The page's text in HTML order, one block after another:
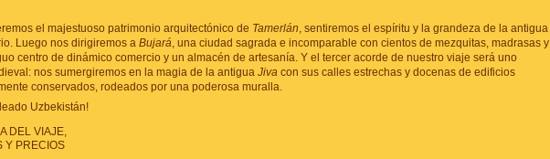
el majestuoso patrimonio arquitectónico de Tamerlán, sentiremos el espíritu y la grandeza de la antigua
Luego nos dirigiremos a Bujará, una ciudad sagrada e incomparable con cientos de mezquitas, madrasas y
centro de dinámico comercio y un almacén de artesanía. Y el tercer acorde de nuestro viaje será uno
nos sumergiremos en la magia de la antigua Jiva con sus calles estrechas y docenas de edificios
conservados, rodeados por una poderosa muralla.
Uzbekistán!
DEL VIAJE,
Y PRECIOS